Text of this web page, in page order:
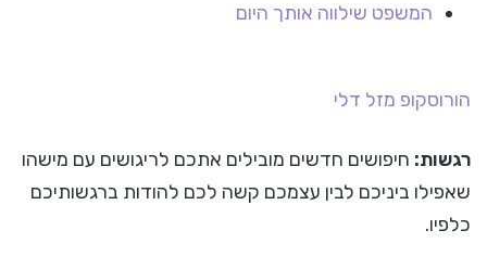
המשפט שילווה אותך היום
הורוסקופ מזל דלי
רגשות: חיפושים חדשים מובילים אתכם לריגושים עם מישהו
שאפילו ביניכם לבין עצמכם קשה לכם להודות ברגשותיכם
כלפיו.